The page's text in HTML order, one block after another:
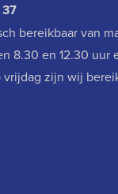
bereikbaar van
8.30 en 12.30 uur
vrijdag zijn wij